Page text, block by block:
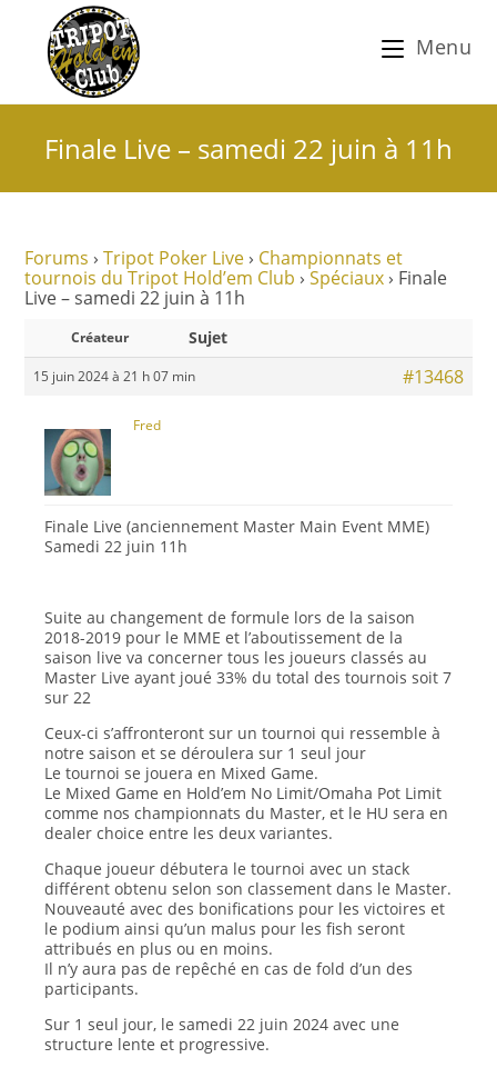
Menu
Finale Live – samedi 22 juin à 11h
Forums › Tripot Poker Live › Championnats et
tournois du Tripot Hold’em Club › Spéciaux › Finale
Live – samedi 22 juin à 11h
Créateur Sujet
15 juin 2024 à 21 h 07 min #13468
Fred
Finale Live (anciennement Master Main Event MME)
Samedi 22 juin 11h
Suite au changement de formule lors de la saison
2018-2019 pour le MME et l’aboutissement de la
saison live va concerner tous les joueurs classés au
Master Live ayant joué 33% du total des tournois soit 7
sur 22
Ceux-ci s’affronteront sur un tournoi qui ressemble à
notre saison et se déroulera sur 1 seul jour
Le tournoi se jouera en Mixed Game.
Le Mixed Game en Hold’em No Limit/Omaha Pot Limit
comme nos championnats du Master, et le HU sera en
dealer choice entre les deux variantes.
Chaque joueur débutera le tournoi avec un stack
différent obtenu selon son classement dans le Master.
Nouveauté avec des bonifications pour les victoires et
le podium ainsi qu’un malus pour les fish seront
attribués en plus ou en moins.
Il n’y aura pas de repêché en cas de fold d’un des
participants.
Sur 1 seul jour, le samedi 22 juin 2024 avec une
structure lente et progressive.